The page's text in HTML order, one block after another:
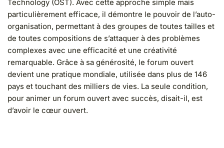
Technology (OST). Avec cette approche simple mais
particulièrement efficace, il démontre le pouvoir de l’auto-
organisation, permettant à des groupes de toutes tailles et
de toutes compositions de s’attaquer à des problèmes
complexes avec une efficacité et une créativité
remarquable. Grâce à sa générosité, le forum ouvert
devient une pratique mondiale, utilisée dans plus de 146
pays et touchant des milliers de vies. La seule condition,
pour animer un forum ouvert avec succès, disait-il, est
d’avoir le cœur ouvert.